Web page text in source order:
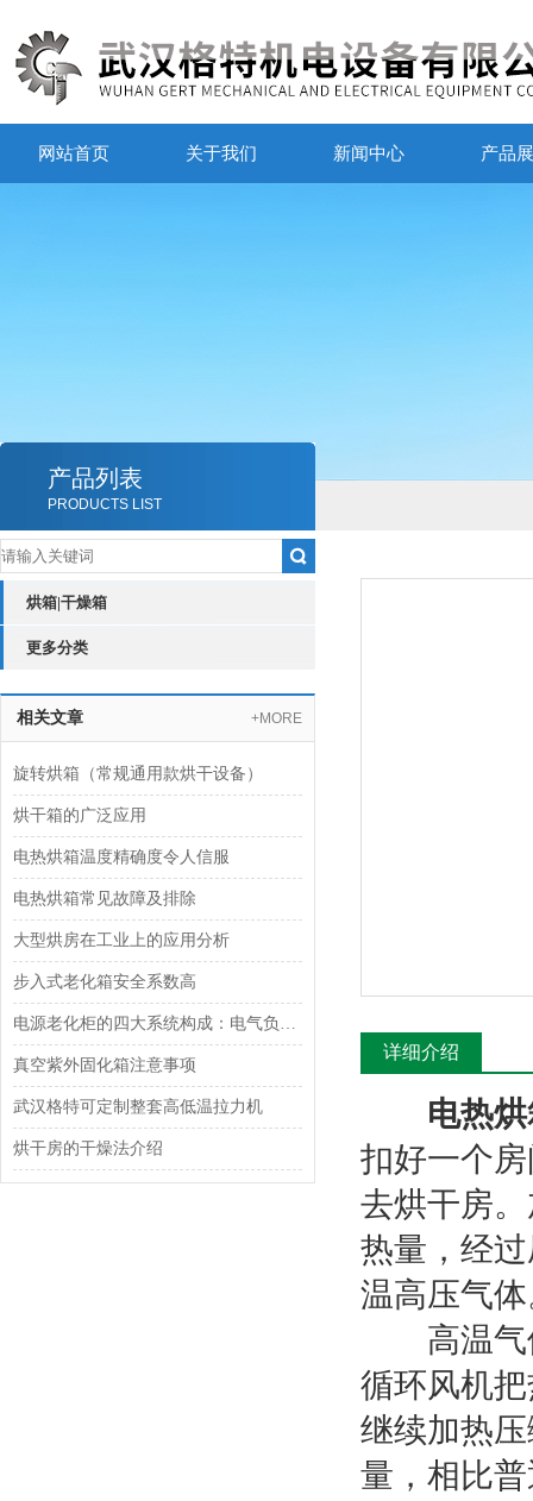
网站首页 关于我们 新闻中心 产品
产品列表
PRODUCTS LIST
烘箱|干燥箱
更多分类
相关文章 +MORE
旋转烘箱（常规通用款烘干设备）
烘干箱的广泛应用
电热烘箱温度精确度令人信服
电热烘箱常见故障及排除
大型烘房在工业上的应用分析
步入式老化箱安全系数高
电源老化柜的四大系统构成：电气负载、环境温控、安全与结构
真空紫外固化箱注意事项
武汉格特可定制整套高低温拉力机
烘干房的干燥法介绍
详细介绍
电热
扣好一个
去烘干房
热量，经
温高压气
高温气体
循环风机
继续加热
量，相比